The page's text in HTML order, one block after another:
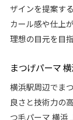
まつ
上下
年代
あなたに
自分
まつ
ザインを提案す
カール感や仕上
理想の目元を目
まつげパーマ
横浜駅周辺でま
良さと技術力の
つ毛パーマ 横浜